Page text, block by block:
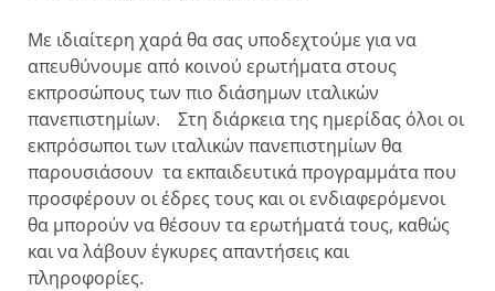
Με ιδιαίτερη χαρά θα σας υποδεχτούμε για να
απευθύνουμε από κοινού ερωτήματα στους
εκπροσώπους των πιο διάσημων ιταλικών
πανεπιστημίων. Στη διάρκεια της ημερίδας όλοι οι
εκπρόσωποι των ιταλικών πανεπιστημίων θα
παρουσιάσουν τα εκπαιδευτικά προγραμμάτα που
προσφέρουν οι έδρες τους και οι ενδιαφερόμενοι
θα μπορούν να θέσουν τα ερωτήματά τους, καθώς
και να λάβουν έγκυρες απαντήσεις και
πληροφορίες.